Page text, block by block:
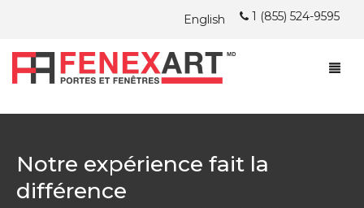
1 (855) 524-9595
English
À PROPOS
ARTICLES DU BLOG FENEXART
FENÊTRES À BATTANTS ET AUVENTS
PORTES
Notre expérience fait la
différence